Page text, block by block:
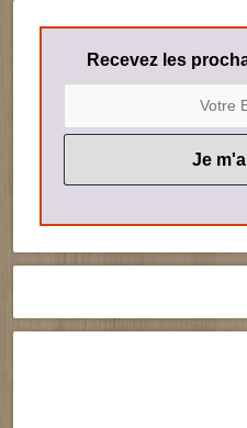
Recevez les